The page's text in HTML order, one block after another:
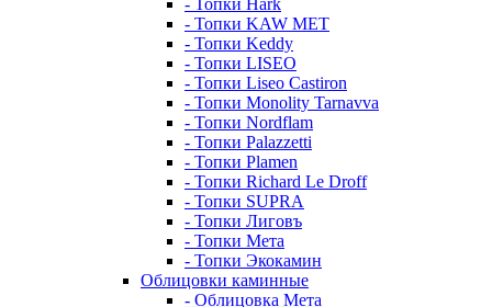
- Топки Hark
- Топки KAW MET
- Топки Keddy
- Топки LISEO
- Топки Liseo Castiron
- Топки Monolity Tarnavva
- Топки Nordflam
- Топки Palazzetti
- Топки Plamen
- Топки Richard Le Droff
- Топки SUPRA
- Топки Лиговъ
- Топки Мета
- Топки Экокамин
Облицовки каминные
- Облицовка Мета